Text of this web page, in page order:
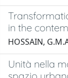
in the
HOSSAIN,
Unità nella